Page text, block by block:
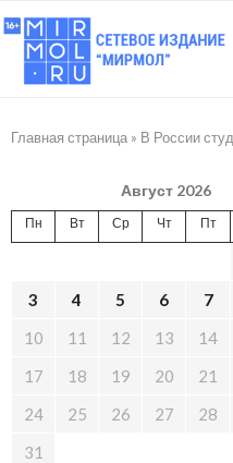
Главная страница » В России
Август 2026
Пн Вт Ср Чт Пт
3
4 5 6 7
10
11 12 13 14
17
18 19 20 21
24
25 26 27 28
31